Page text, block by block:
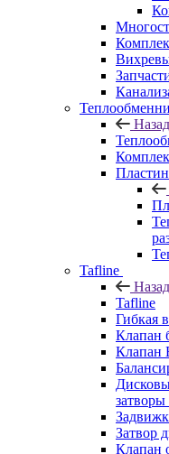
Назад
Tafline
Назад
Tafline
Гибкая
Клапан
Клапан
Затвор
Клапан